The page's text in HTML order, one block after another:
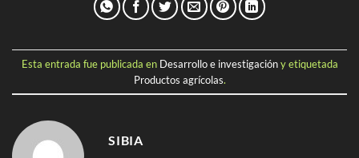
Esta entrada fue publicada en Desarrollo e investigacióny etiquetada
Productos agrícolas.
SIBIA